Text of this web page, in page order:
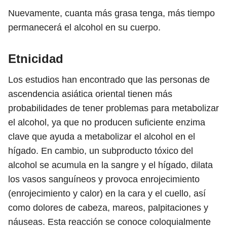
Nuevamente, cuanta más grasa tenga, más tiempo
permanecerá el alcohol en su cuerpo.
Etnicidad
Los estudios han encontrado que las personas de
ascendencia asiática oriental tienen más
probabilidades de tener problemas para metabolizar
el alcohol, ya que no producen suficiente enzima
clave que ayuda a metabolizar el alcohol en el
hígado. En cambio, un subproducto tóxico del
alcohol se acumula en la sangre y el hígado, dilata
los vasos sanguíneos y provoca enrojecimiento
(enrojecimiento y calor) en la cara y el cuello, así
como dolores de cabeza, mareos, palpitaciones y
náuseas. Esta reacción se conoce coloquialmente